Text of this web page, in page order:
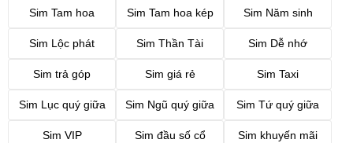
Sim Tam hoa Sim Tam hoa kép Sim Năm sinh
Sim Lộc phát Sim Thần Tài Sim Dễ nhớ
Sim trả góp Sim giá rẻ Sim Taxi
Sim Lục quý giữa Sim Ngũ quý giữa Sim Tứ quý giữa
Sim VIP Sim đầu số cổ Sim khuyến mãi